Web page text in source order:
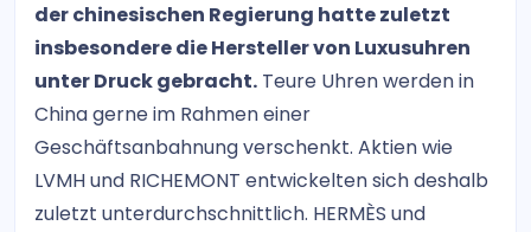
der chinesischen Regierung hatte zuletzt
insbesondere die Hersteller von Luxusuhren
unter Druck gebracht. Teure Uhren werden in
China gerne im Rahmen einer
Geschäftsanbahnung verschenkt. Aktien wie
LVMH und RICHEMONT entwickelten sich deshalb
zuletzt unterdurchschnittlich. HERMÈS und